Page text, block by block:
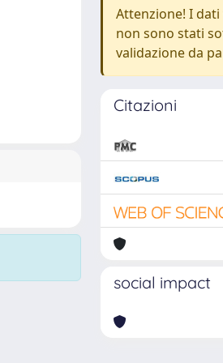
Attenzione! I dati
non sono stati
validazione da
Citazioni
social impact